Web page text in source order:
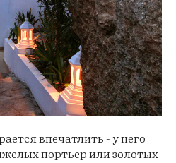
впечатлить - у него
портьер или золотых